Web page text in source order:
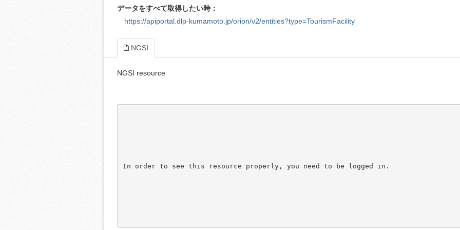
データをすべて取得したい時：
https://apiportal.dlp-kumamoto.jp/orion/v2/entities?type=TourismFacility
NGSI
NGSI resource